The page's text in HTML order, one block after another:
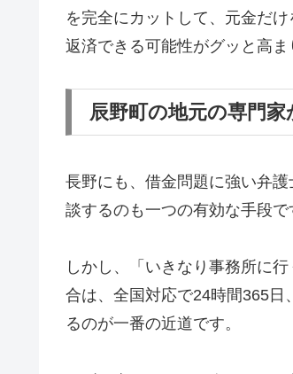
を完全にカットして、元金だ
返済できる可能性がグッと高ま
辰野町の地元の専門
長野にも、借金問題に強い弁
談するのも一つの有効な手段で
しかし、「いきなり事務所に
合は、全国対応で24時間365日
るのが一番の近道です。